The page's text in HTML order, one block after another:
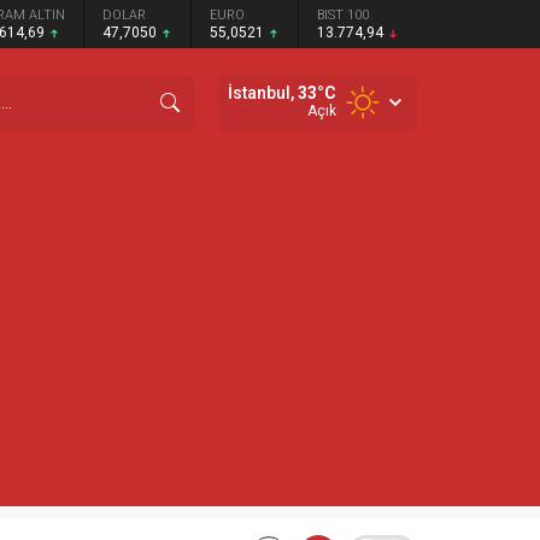
ALTIN DOLAR
47,7050
EURO
55,0521
BIST 100
13.774,94
İstanbul,33°C
Açık